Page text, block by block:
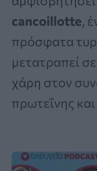
cancoillotte,
πρόσφατα
μετατραπεί
χάρη στον
πρωτεΐνης